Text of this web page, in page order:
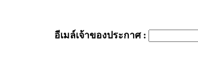
อีเมล์เจ้าของประกาศ: